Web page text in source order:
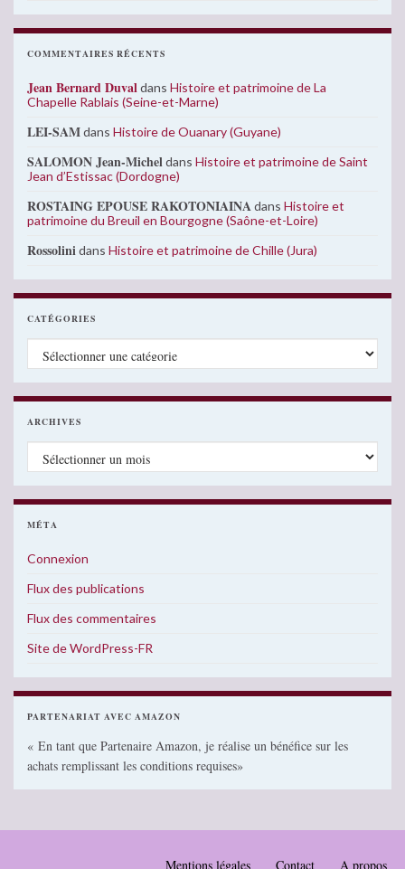
COMMENTAIRES RÉCENTS
Jean Bernard Duvaldans Histoire et patrimoine de La
Chapelle Rablais (Seine-et-Marne)
LEI-SAMdans Histoire de Ouanary (Guyane)
SALOMON Jean-Micheldans Histoire et patrimoine de Saint
Jean d’Estissac (Dordogne)
ROSTAING EPOUSE RAKOTONIAINAdans Histoire et
patrimoine du Breuil en Bourgogne (Saône-et-Loire)
Rossolinidans Histoire et patrimoine de Chille (Jura)
CATÉGORIES
Catégories
ARCHIVES
Archives
MÉTA
Connexion
Flux des publications
Flux des commentaires
Site de WordPress-FR
PARTENARIAT AVEC AMAZON
« En tant que Partenaire Amazon, je réalise un bénéfice sur les
achats remplissant les conditions requises»
Mentions légales Contact A propos